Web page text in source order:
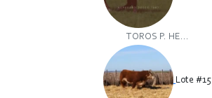
TOROS P. HE...
Lote #15